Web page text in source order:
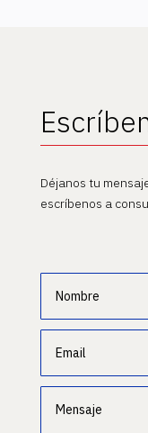
Déjanos tu
escríbenos a